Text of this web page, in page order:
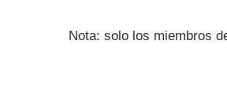
Nota: solo los miembros